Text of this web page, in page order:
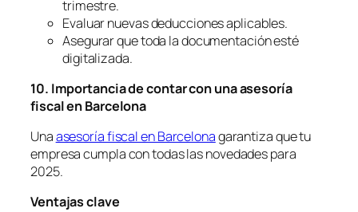
trimestre.
Evaluar nuevas deducciones aplicables.
Asegurar que toda la documentación esté
digitalizada.
10. Importancia de contar con una asesoría
fiscal en Barcelona
Unaasesoría fiscal en Barcelonagarantiza que tu
empresa cumpla con todas las novedades para
2025.
Ventajas clave